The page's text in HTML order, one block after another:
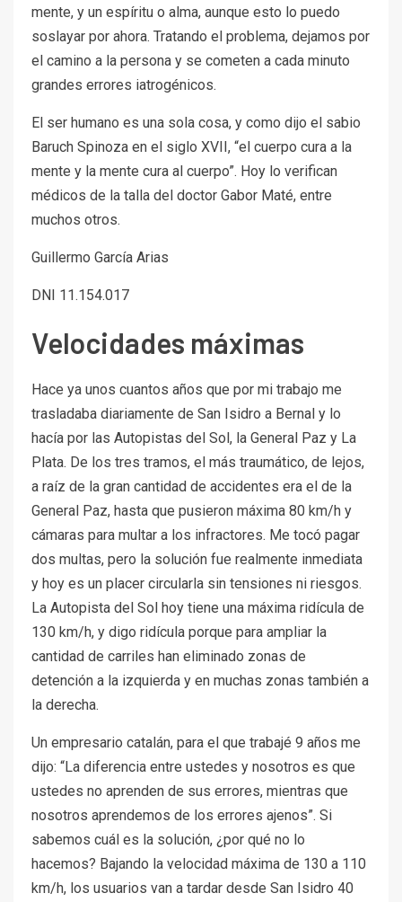
mente, y un espíritu o alma, aunque esto lo puedo
soslayar por ahora. Tratando el problema, dejamos por
el camino a la persona y se cometen a cada minuto
grandes errores iatrogénicos.
El ser humano es una sola cosa, y como dijo el sabio
Baruch Spinoza en el siglo XVII, “el cuerpo cura a la
mente y la mente cura al cuerpo”. Hoy lo verifican
médicos de la talla del doctor Gabor Maté, entre
muchos otros.
Guillermo García Arias
DNI 11.154.017
Velocidades máximas
Hace ya unos cuantos años que por mi trabajo me
trasladaba diariamente de San Isidro a Bernal y lo
hacía por las Autopistas del Sol, la General Paz y La
Plata. De los tres tramos, el más traumático, de lejos,
a raíz de la gran cantidad de accidentes era el de la
General Paz, hasta que pusieron máxima 80 km/h y
cámaras para multar a los infractores. Me tocó pagar
dos multas, pero la solución fue realmente inmediata
y hoy es un placer circularla sin tensiones ni riesgos.
La Autopista del Sol hoy tiene una máxima ridícula de
130 km/h, y digo ridícula porque para ampliar la
cantidad de carriles han eliminado zonas de
detención a la izquierda y en muchas zonas también a
la derecha.
Un empresario catalán, para el que trabajé 9 años me
dijo: “La diferencia entre ustedes y nosotros es que
ustedes no aprenden de sus errores, mientras que
nosotros aprendemos de los errores ajenos”. Si
sabemos cuál es la solución, ¿por qué no lo
hacemos? Bajando la velocidad máxima de 130 a 110
km/h, los usuarios van a tardar desde San Isidro 40